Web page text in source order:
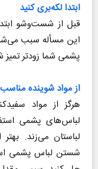
ابتدا لکه‌بری کنید
قبل از شست‌وشو
این مسأله سبب
پشمی شما زودتر تمیز
از مواد شوینده
هرگز از مواد
لباس‌های پشمی
لباستان می‌زند.
شستن لباس پشمی